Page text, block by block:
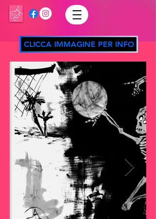
CLICCA IMMAGINE PER INFO